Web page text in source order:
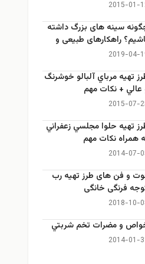
2015-01-
سینه های بزرگ داشته
راهکارهای طبیعی و
برای بزرگ کردن سینه
2019-04-
تهيه مرباي آلبالو خوشرنگ
عالي + نكات مهم
2015-07-
تهيه حلوا مجلسي زعفراني
همراه نكات مهم
2014-07-
و فن های طرز تهیه رب
فرنگی خانگی
2018-10-
و مضرات تخم شربتي
2014-01-